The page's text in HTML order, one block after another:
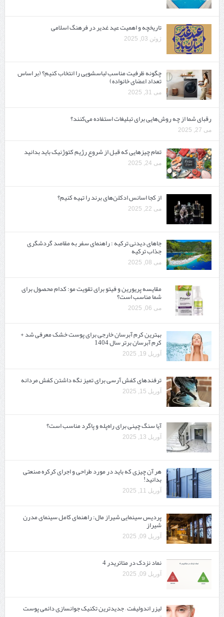
تاریخچه و اهمیت عید غدیر در فرهنگ اسلامی
ژوئن 03, 2025
چگونه ظرفیت مناسب لباسشویی را انتخاب کنیم؟ (بر اساس
تعداد اعضای خانواده)
می 31, 2025
رقبای شما از چه روش‌هایی برای تبلیغات استفاده می‌کنند؟
می 27, 2025
تمام چیزهایی که قبل از شروع رژیم کتوژنیک باید بدانید‎
می 24, 2025
از کجا اسانس ادکلن‌های برند را تهیه کنیم؟
می 22, 2025
جاهای دیدنی ترکیه : راهنمای سفر به مقاصد گردشگری
جذاب ترکیه
می 08, 2025
مقایسه پریورین و فیتو برای تقویت مو: کدام محصول برای
شما مناسب است؟
می 06, 2025
بهترین کرم آبرسان خارجی برای پوست خشک معرفی شد +
کرم آبرسان برتر سال 1404
آوریل 19, 2025
ترفندهای کفش آرسی برای تمیز نگه داشتن کفش مردانه
آوریل 15, 2025
آیا سنگ چینی برای راه‌پله و پاگرد مناسب است؟
آوریل 13, 2025
هر آن چیزی که باید در مورد طراحی و اجرای کرکره صنعتی
بدانید!
آوریل 11, 2025
پردیس سینمایی شیراز مال: راهنمای کامل سینمای مدرن
شیراز
آوریل 09, 2025
نماد نزدک در متاتریدر 4
آوریل 09, 2025
لیزر اندولیفت – جدیدترین تکنیک جوانسازی دائمی پوست